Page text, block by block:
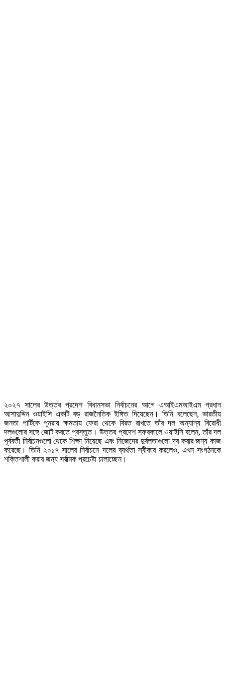
২০২৭ সালের উত্তর প্রদেশ বিধানসভা নির্বাচনের আগে এআইএমআইএম প্রধান
আসাদুদ্দিন ওয়াইসি একটি বড় রাজনৈতিক ইঙ্গিত দিয়েছেন। তিনি বলেছেন, ভারতীয়
জনতা পার্টিকে পুনরায় ক্ষমতায় ফেরা থেকে বিরত রাখতে তাঁর দল অন্যান্য বিরোধী
দলগুলোর সঙ্গে জোট করতে প্রস্তুত। উত্তর প্রদেশ সফরকালে ওয়াইসি বলেন, তাঁর দল
পূর্ববর্তী নির্বাচনগুলো থেকে শিক্ষা নিয়েছে এবং নিজেদের দুর্বলতাগুলো দূর করার জন্য কাজ
করেছে। তিনি ২০১৭ সালের নির্বাচনে দলের ব্যর্থতা স্বীকার করলেও, এখন সংগঠনকে
শক্তিশালী করার জন্য সর্বাত্মক প্রচেষ্টা চালাচ্ছেন।